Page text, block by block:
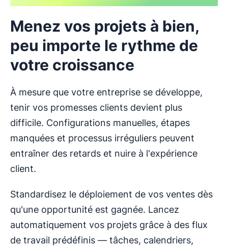
Menez vos projets à bien,
peu importe le rythme de
votre croissance
À mesure que votre entreprise se développe,
tenir vos promesses clients devient plus
difficile. Configurations manuelles, étapes
manquées et processus irréguliers peuvent
entraîner des retards et nuire à l'expérience
client.
Standardisez le déploiement de vos ventes dès
qu'une opportunité est gagnée. Lancez
automatiquement vos projets grâce à des flux
de travail prédéfinis — tâches, calendriers,